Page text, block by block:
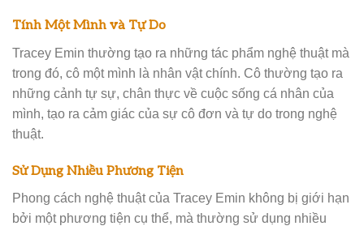
Tính Một Mình và Tự Do
Tracey Emin thường tạo ra những tác phẩm nghệ thuật mà
trong đó, cô một mình là nhân vật chính. Cô thường tạo ra
những cảnh tự sự, chân thực về cuộc sống cá nhân của
mình, tạo ra cảm giác của sự cô đơn và tự do trong nghệ
thuật.
Sử Dụng Nhiều Phương Tiện
Phong cách nghệ thuật của Tracey Emin không bị giới hạn
bởi một phương tiện cụ thể, mà thường sử dụng nhiều